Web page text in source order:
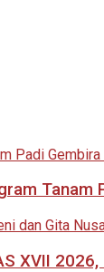
Tanam
XVII